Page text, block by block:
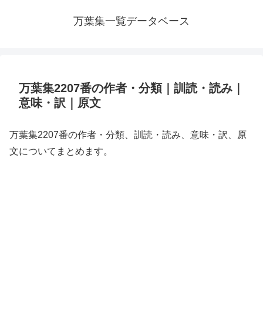
万葉集一覧データベース
万葉集2207番の作者・分類｜訓読・読み｜
意味・訳｜原文
万葉集2207番の作者・分類、訓読・読み、意味・訳、原
文についてまとめます。